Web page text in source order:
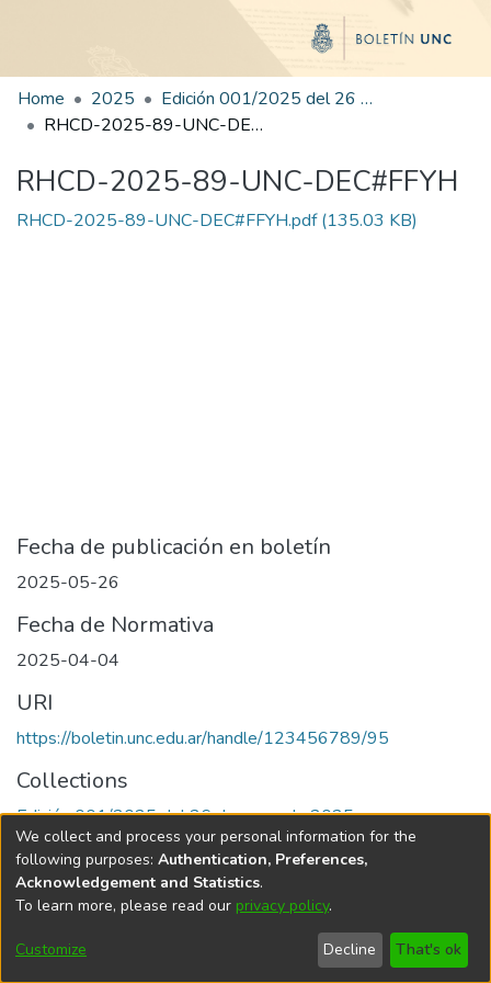
Home 2025
Edición 001/2025 del 26 de mayo de 2025
RHCD-2025-89-UNC-DEC#FFYH
RHCD-2025-89-UNC-DEC#FFYH
RHCD-2025-89-UNC-DEC#FFYH.pdf(135.03 KB)
Fecha de publicación en boletín
2025-05-26
Fecha de Normativa
2025-04-04
URI
https://boletin.unc.edu.ar/handle/123456789/95
Collections
Edición 001/2025 del 26 de mayo de 2025
Universidad Nacional de Córdoba
We collect and process your personal information for the
following purposes: Authentication, Preferences,
Acknowledgement and Statistics.
To learn more, please read our privacy policy.
Customize Decline That's ok